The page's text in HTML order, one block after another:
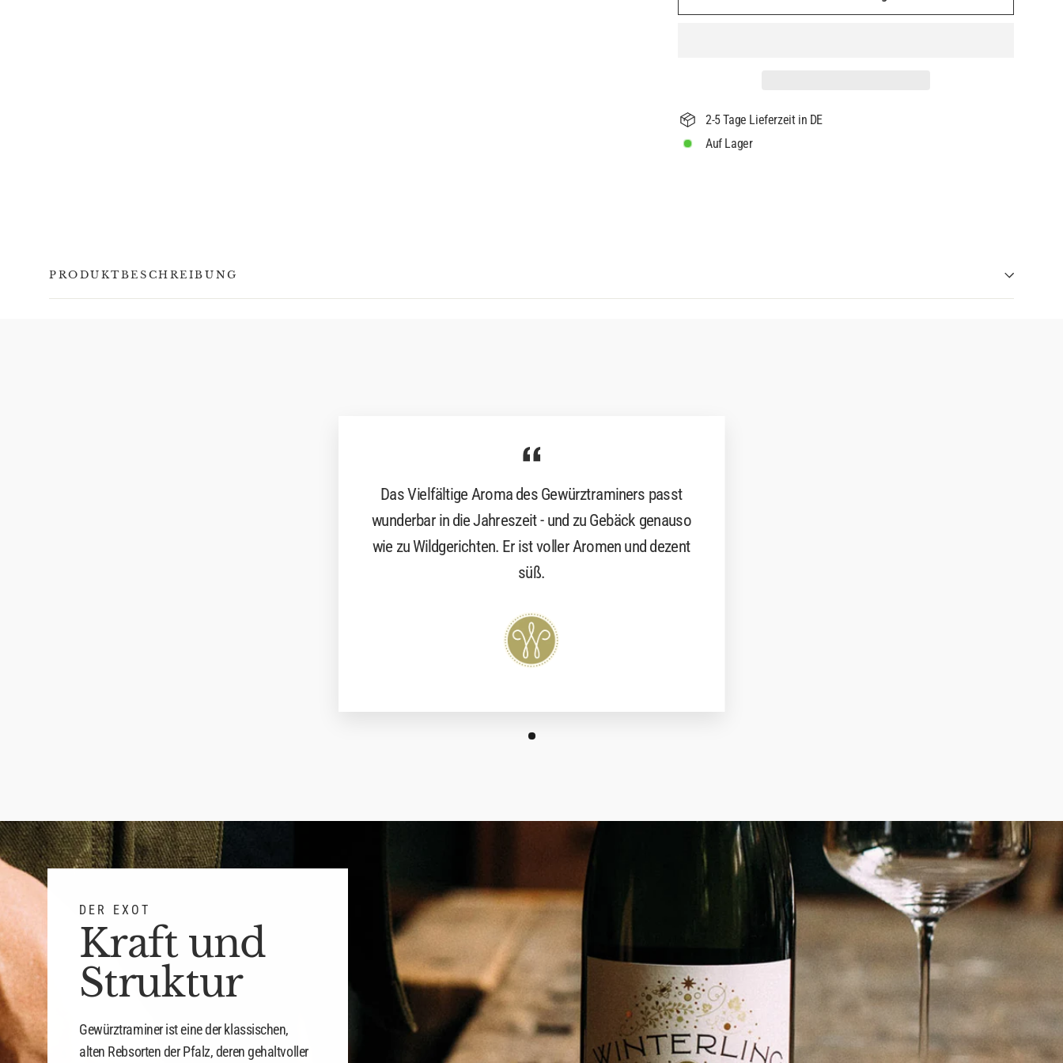
2-5 Tage Lieferzeit in DE
Auf Lager
PRODUKTBESCHREIBUNG
Das Vielfältige Aroma des Gewürztraminers passt
wunderbar in die Jahreszeit - und zu Gebäck genauso
wie zu Wildgerichten. Er ist voller Aromen und dezent
süß.
DER EXOT
Kraft und
Struktur
Gewürztraminer ist eine der klassischen,
alten Rebsorten der Pfalz, deren gehaltvoller